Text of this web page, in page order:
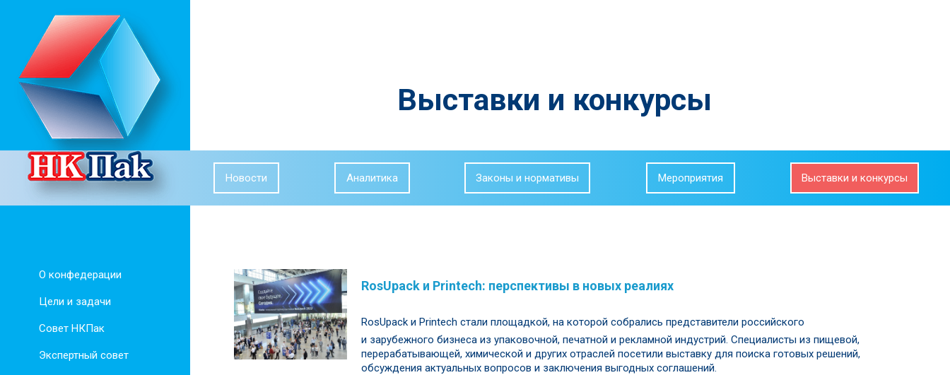
Выставки и конкурсы
Новости Аналитика Законы и нормативы Мероприятия Выставки и конкурсы
О конфедерации
Цели и задачи
Совет НКПак
Экспертный совет
RosUpack и Printech: перспективы в новых реалиях
RosUpack и Printech стали площадкой, на которой собрались представители российского
и зарубежного бизнеса из упаковочной, печатной и рекламной индустрий. Специалисты из пищевой,
перерабатывающей, химической и других отраслей посетили выставку для поиска готовых решений,
обсуждения актуальных вопросов и заключения выгодных соглашений.